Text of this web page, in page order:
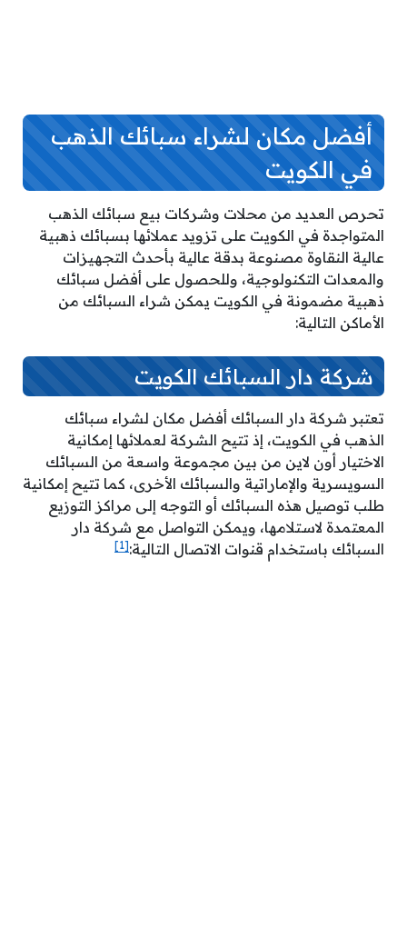
أفضل مكان لشراء سبائك الذهب
في الكويت
تحرص العديد من محلات وشركات بيع سبائك الذهب
المتواجدة في الكويت على تزويد عملائها بسبائك ذهبية
عالية النقاوة مصنوعة بدقة عالية بأحدث التجهيزات
والمعدات التكنولوجية، وللحصول على أفضل سبائك
ذهبية مضمونة في الكويت يمكن شراء السبائك من
الأماكن التالية:
شركة دار السبائك الكويت
تعتبر شركة دار السبائك أفضل مكان لشراء سبائك
الذهب في الكويت، إذ تتيح الشركة لعملائها إمكانية
الاختيار أون لاين من بين مجموعة واسعة من السبائك
السويسرية والإماراتية والسبائك الأخرى، كما تتيح إمكانية
طلب توصيل هذه السبائك أو التوجه إلى مراكز التوزيع
المعتمدة لاستلامها، ويمكن التواصل مع شركة دار
السبائك باستخدام قنوات الاتصال التالية:[1]